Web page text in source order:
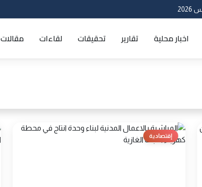
اخبار محلية تقارير تحقيقات لقاءات مقالات
إقتصادية